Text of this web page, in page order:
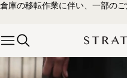
Skip to content
倉庫の移転作業に伴い、一部の
ストラスベリーのバッグコ